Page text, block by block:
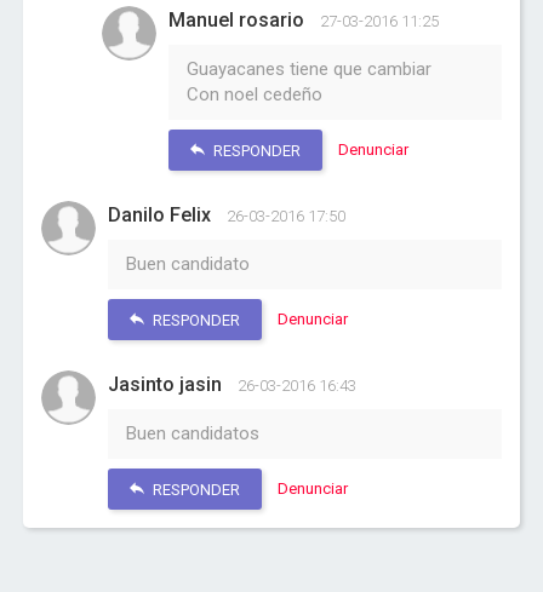
Manuel rosario 27-03-2016 11:25
Guayacanes tiene que cambiar
Con noel cedeño
RESPONDER Denunciar
Danilo Felix 26-03-2016 17:50
Buen candidato
RESPONDER Denunciar
Jasinto jasin 26-03-2016 16:43
Buen candidatos
RESPONDER Denunciar